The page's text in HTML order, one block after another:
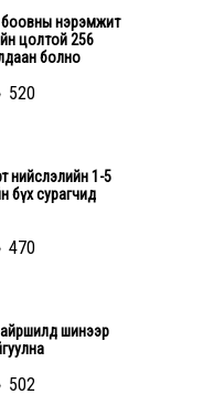
боовны нэрэмжит
цолтой 256
болно
520
нийслэлийн 1-5
бүх сурагчид
470
шинээр
502